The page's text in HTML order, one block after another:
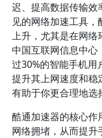
迟、提高数据传输效
见的网络加速工具
上升，尤其是在网络
中国互联网信息中心
过30%的智能手机用
提升其上网速度和稳
有助于你更合理地选
酷通加速器的核心作
网络拥堵，从而提